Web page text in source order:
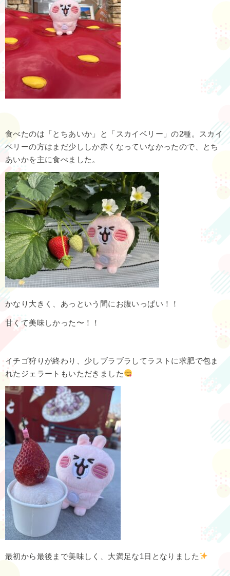
食べたのは「とちあいか」と「スカイベリー」の2種。スカイ
ベリーの方はまだ少ししか赤くなっていなかったので、とち
あいかを主に食べました。
かなり大きく、あっという間にお腹いっぱい！！
甘くて美味しかった〜！！
イチゴ狩りが終わり、少しブラブラしてラストに求肥で包ま
れたジェラートもいただきました
最初から最後まで美味しく、大満足な1日となりました